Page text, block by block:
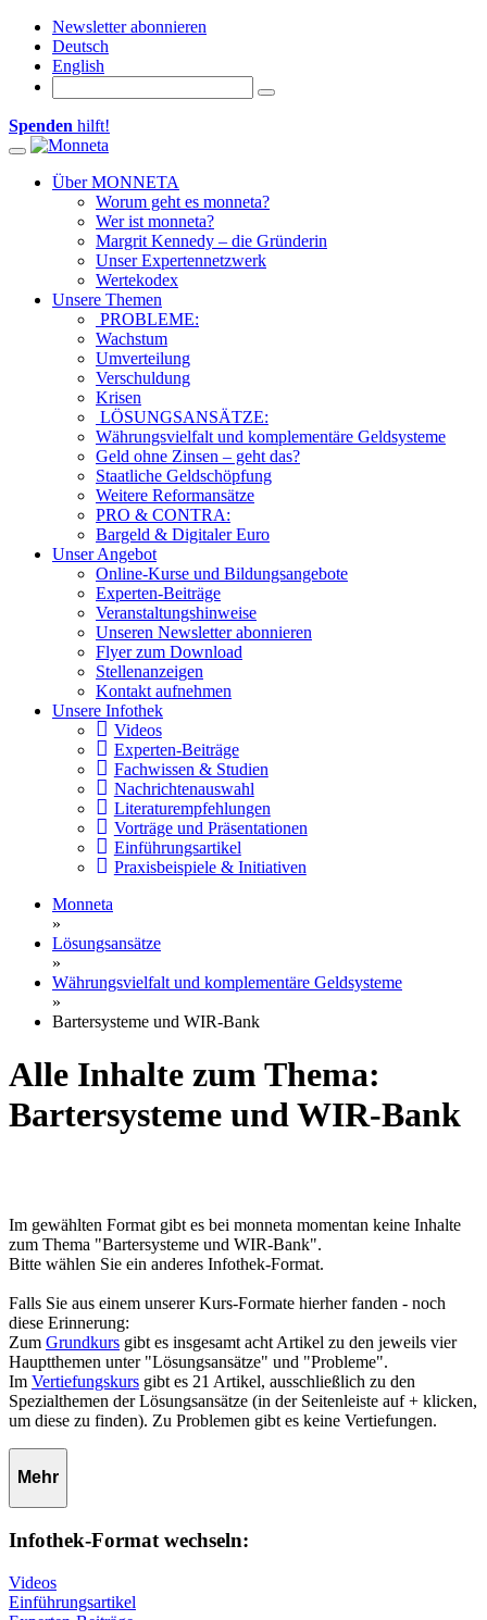
Newsletter abonnieren
Deutsch
English
Spenden hilft!
Toggle navigation
Über MONNETA
Worum geht es monneta?
Wer ist monneta?
Margrit Kennedy – die Gründerin
Unser Expertennetzwerk
Wertekodex
Unsere Themen
PROBLEME:
Wachstum
Umverteilung
Verschuldung
Krisen
LÖSUNGSANSÄTZE:
Währungsvielfalt und komplementäre Geldsysteme
Geld ohne Zinsen – geht das?
Staatliche Geldschöpfung
Weitere Reformansätze
PRO & CONTRA:
Bargeld & Digitaler Euro
Unser Angebot
Online-Kurse und Bildungsangebote
Experten-Beiträge
Veranstaltungshinweise
Unseren Newsletter abonnieren
Flyer zum Download
Stellenanzeigen
Kontakt aufnehmen
Unsere Infothek
Videos
Experten-Beiträge
Fachwissen & Studien
Nachrichtenauswahl
Literaturempfehlungen
Vorträge und Präsentationen
Einführungsartikel
Praxisbeispiele & Initiativen
Monneta
»
Lösungsansätze
»
Währungsvielfalt und komplementäre Geldsysteme
»
Bartersysteme und WIR-Bank
Alle Inhalte zum Thema:
Bartersysteme und WIR-Bank
Im gewählten Format gibt es bei monneta momentan keine Inhalte
zum Thema "Bartersysteme und WIR-Bank".
Bitte wählen Sie ein anderes Infothek-Format.
Falls Sie aus einem unserer Kurs-Formate hierher fanden - noch
diese Erinnerung:
Zum Grundkurs gibt es insgesamt acht Artikel zu den jeweils vier
Hauptthemen unter "Lösungsansätze" und "Probleme".
Im Vertiefungskurs gibt es 21 Artikel, ausschließlich zu den
Spezialthemen der Lösungsansätze (in der Seitenleiste auf + klicken,
um diese zu finden). Zu Problemen gibt es keine Vertiefungen.
Mehr
Infothek-Format wechseln:
Videos
Einführungsartikel